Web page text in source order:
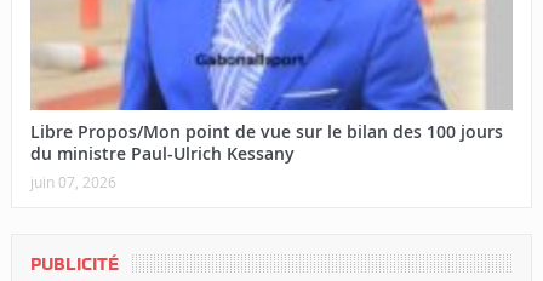
Libre Propos/Mon point de vue sur le bilan des 100 jours
du ministre Paul-Ulrich Kessany
juin 07, 2026
PUBLICITÉ